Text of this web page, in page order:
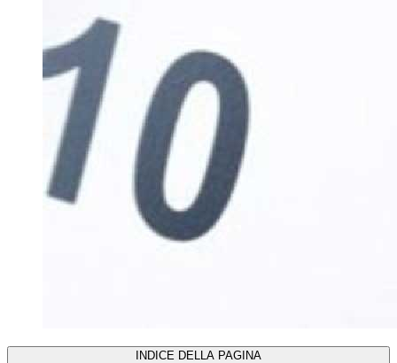
INDICE DELLA PAGINA